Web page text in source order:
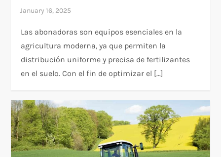
Las abonadoras son equipos esenciales en la
agricultura moderna, ya que permiten la
distribución uniforme y precisa de fertilizantes
en el suelo. Con el fin de optimizar el […]